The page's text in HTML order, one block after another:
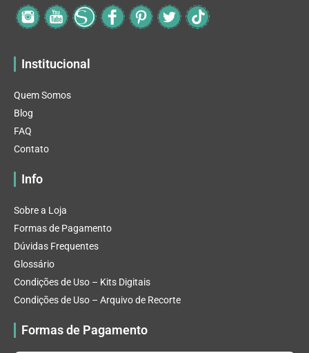
Institucional
Quem Somos
Blog
FAQ
Contato
Info
Sobre a Loja
Formas de Pagamento
Dúvidas Frequentes
Glossário
Condições de Uso – Kits Digitais
Condições de Uso – Arquivo de Recorte
Formas de Pagamento